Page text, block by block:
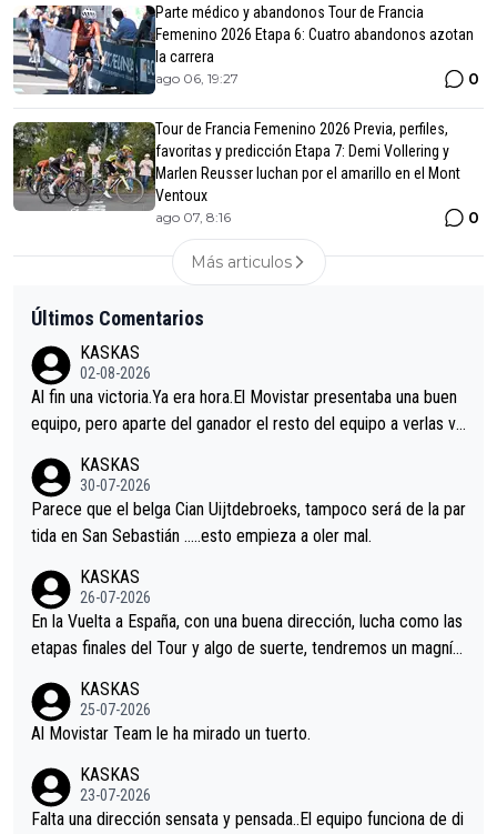
Parte médico y abandonos Tour de Francia
Femenino 2026 Etapa 6: Cuatro abandonos azotan
la carrera
ago 06, 19:27 0
Tour de Francia Femenino 2026 Previa, perfiles,
favoritas y predicción Etapa 7: Demi Vollering y
Marlen Reusser luchan por el amarillo en el Mont
Ventoux
ago 07, 8:16 0
Más articulos
Últimos Comentarios
KASKAS
02-08-2026
Al fin una victoria.Ya era hora.El Movistar presentaba una buen
equipo, pero aparte del ganador el resto del equipo a verlas ve
s.La única buena noticia es la mejoría de Enric Más en San Seb
astian.Si en la Vuelta a Burgos sigue la mejoría, podríamos ten
er alguna sorpresa en la Vuelta.Ojalá.
KASKAS
30-07-2026
Parece que el belga Cian Uijtdebroeks, tampoco será de la par
tida en San Sebastián …..esto empieza a oler mal.
KASKAS
26-07-2026
En la Vuelta a España, con una buena dirección, lucha como las
etapas finales del Tour y algo de suerte, tendremos un magnífi
KASKAS
25-07-2026
Al Movistar Team le ha mirado un tuerto.
KASKAS
23-07-2026
Falta una dirección sensata y pensada..El equipo funciona de di